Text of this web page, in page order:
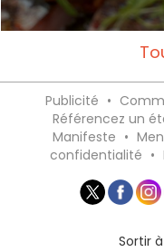
Publicité •
Référencez un
Manifeste •
confidentialité •
Sortir